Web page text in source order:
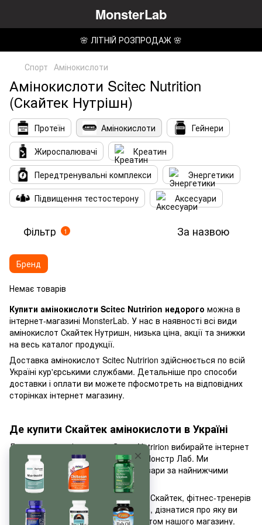
MonsterLab
🌸 ЛІТНІЙ РОЗПРОДАЖ 🌸
Спорт Амінокислоти
Амінокислоти Scitec Nutrition
(Скайтек Нутрішн)
Протеїн Амінокислоти
Гейнери
Жироспалювачі
Креатин
Передтренувальні комплекси
Энергетики
Підвищення тестостерону
Аксесуари
Фільтр 1 За назвою
Бренд
Немає товарів
Купити амінокислоти Scitec Nutririon недорого можна в
інтернет-магазині MonsterLab. У нас в наявності всі види
амінокислот Скайтек Нутришн, низька ціна, акції та знижки
на весь каталог продукції.
Доставка амінокислот Scitec Nutririon здійснюється по всій
Україні кур'єрськими службами. Детальніше про способи
доставки і оплати ви можете пфосмотреть на відповідних
сторінках інтернет магазину.
Де купити Скайтек амінокислоти в Україні
Для покупки амінокислот Scitec Nutririon вибирайте інтернет
магазин спортивного харчування Монстр Лаб. Ми
пропонуємо тільки високоякісні товари за найнижчими
цінами в Україні.
Для оптових покупців амінокислот Скайтек, фітнес-тренерів
і магазинів діють додаткові знижки, дізнатися про яку ви
можете, зв'язавшись з консультантом нашого магазину.